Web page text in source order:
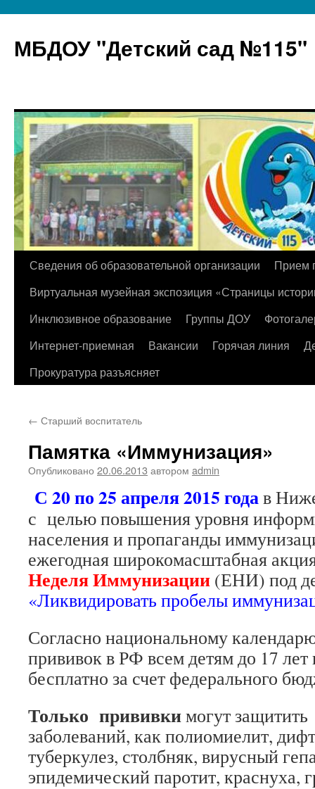
МБДОУ "Детский сад №115"
Перейти
содержимому
Сведения об образовательной организации
Прием
Виртуальная музейная экспозиция «Страницы
Инклюзивное образование
Группы ДОУ
Интернет-приемная
Вакансии Горячая линия
Прокуратура разъясняет
← Старший воспитатель
Памятка «Иммунизация»
Опубликовано 20.06.2013 автором admin
С 20 по 25 апреля 2015 годав
с целью повышения уровня
населения и пропаганды
ежегодная широкомасштабная
Неделя Иммунизации (ЕНИ) под
«Ликвидировать пробелы
Согласно национальному
прививок в РФ всем детям до 17 лет
бесплатно за счет федерального
Только прививкимогут
заболеваний, как полиомиелит,
туберкулез, столбняк, вирусный
эпидемический паротит, краснуха,